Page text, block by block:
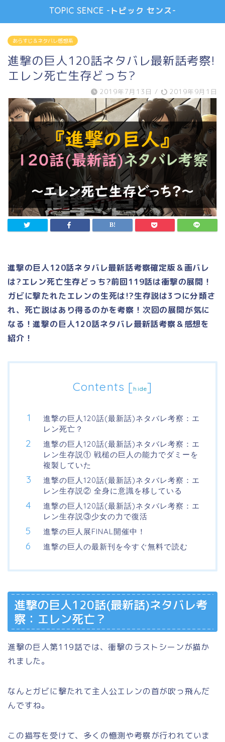
TOPIC SENCE -トピック センス-
あらすじ＆ネタバレ感想系
進撃の巨人120話ネタバレ最新話考察!
エレン死亡生存どっち?
2019年7月13日 / 2019年9月1日
進撃の巨人120話ネタバレ最新話考察確定版＆画バレ
は?エレン死亡生存どっち?前回119話は衝撃の展開！
ガビに撃たれたエレンの生死は!?生存説は3つに分類さ
れ、死亡説はあり得るのかを考察！次回の展開が気に
なる！進撃の巨人120話ネタバレ最新話考察＆感想を
紹介！
Contents [hide]
進撃の巨人120話(最新話)ネタバレ考察：エ
レン死亡？
進撃の巨人120話(最新話)ネタバレ考察：エ
レン生存説① 戦槌の巨人の能力でダミーを
複製していた
進撃の巨人120話(最新話)ネタバレ考察：エ
レン生存説② 全身に意識を移している
進撃の巨人120話(最新話)ネタバレ考察：エ
レン生存説③少女の力で復活
進撃の巨人展FINAL開催中！
進撃の巨人の最新刊を今すぐ無料で読む
進撃の巨人120話(最新話)ネタバレ考
察：エレン死亡？
進撃の巨人第119話では、衝撃のラストシーンが描か
れました。
なんとガビに撃たれて主人公エレンの首が吹っ飛んだ
んですね。
この描写を受けて、多くの憶測や考察が行われていま